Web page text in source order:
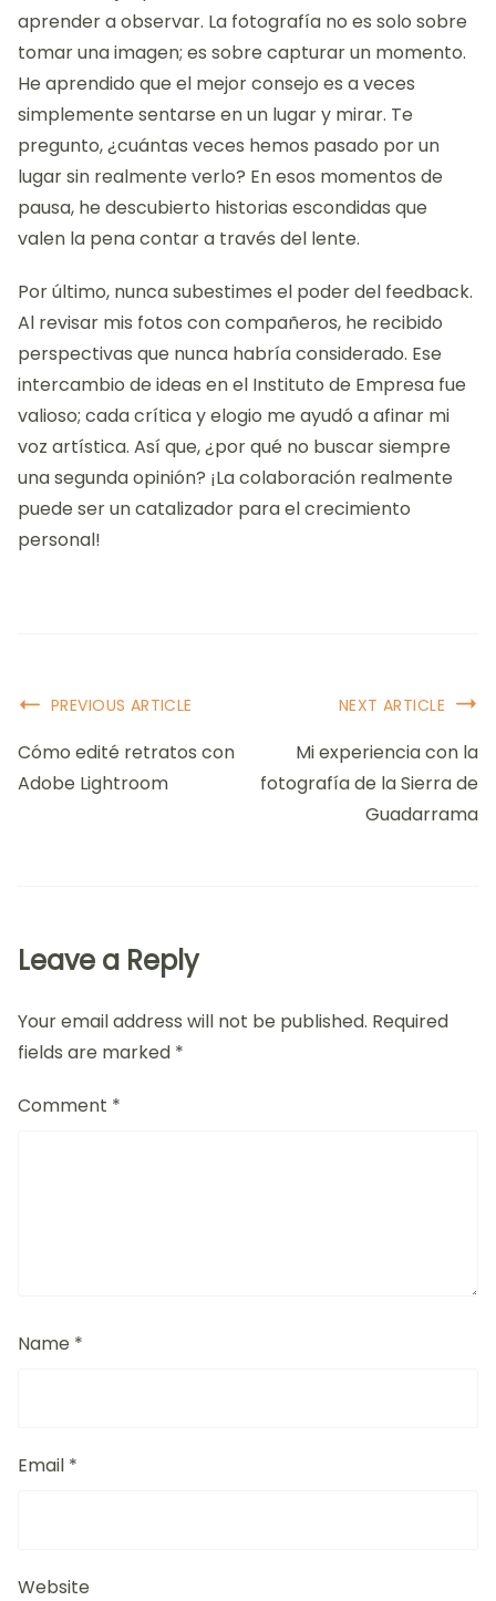
aprender a observar. La fotografía no es solo sobre
tomar una imagen; es sobre capturar un momento.
He aprendido que el mejor consejo es a veces
simplemente sentarse en un lugar y mirar. Te
pregunto, ¿cuántas veces hemos pasado por un
lugar sin realmente verlo? En esos momentos de
pausa, he descubierto historias escondidas que
valen la pena contar a través del lente.
Por último, nunca subestimes el poder del feedback.
Al revisar mis fotos con compañeros, he recibido
perspectivas que nunca habría considerado. Ese
intercambio de ideas en el Instituto de Empresa fue
valioso; cada crítica y elogio me ayudó a afinar mi
voz artística. Así que, ¿por qué no buscar siempre
una segunda opinión? ¡La colaboración realmente
puede ser un catalizador para el crecimiento
personal!
Post
Navigation
PREVIOUS ARTICLE
Cómo edité retratos con
Adobe Lightroom
NEXT ARTICLE
Mi experiencia con la
fotografía de la Sierra de
Guadarrama
Leave a Reply
Your email address will not be published. Required
fields are marked *
Comment *
Name *
Email *
Website